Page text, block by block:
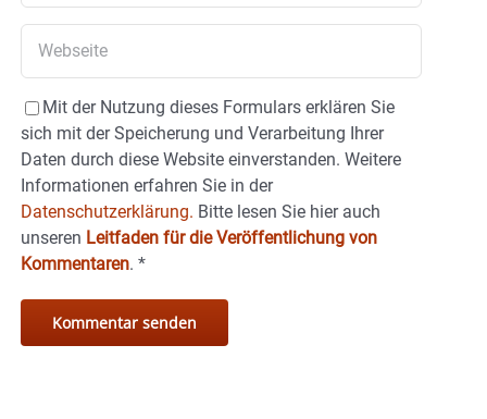
Mit der Nutzung dieses Formulars erklären Sie
sich mit der Speicherung und Verarbeitung Ihrer
Daten durch diese Website einverstanden. Weitere
Informationen erfahren Sie in der
Datenschutzerklärung. Bitte lesen Sie hier auch
unseren Leitfaden für die Veröffentlichung von
Kommentaren. *